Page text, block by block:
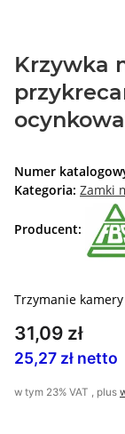
Krzywka
Numer
Kategoria: Zamki
Producent:
Trzymanie kamery
31,09 zł
25,27 zł netto
w tym 23% VAT , plus